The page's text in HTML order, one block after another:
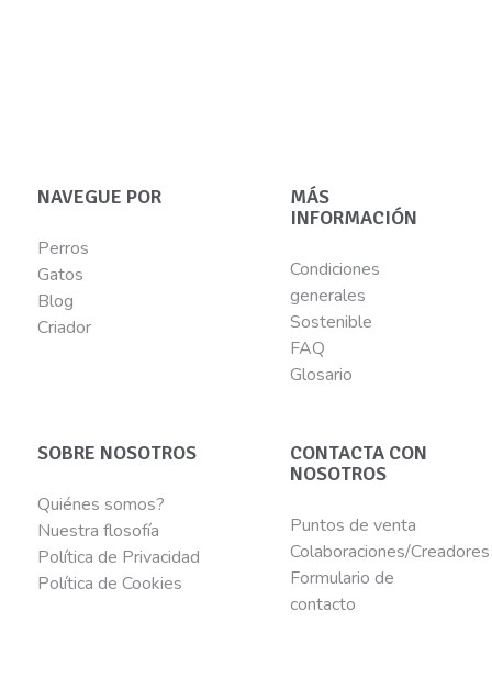
NAVEGUE POR
Perros
Gatos
Blog
Criador
MÁS
INFORMACIÓN
Condiciones
generales
Sostenible
FAQ
Glosario
SOBRE NOSOTROS
Quiénes somos?
Nuestra flosofía
Política de Privacidad
Política de Cookies
CONTACTA CON
NOSOTROS
Puntos de venta
Colaboraciones/Creadores
Formulario de
contacto